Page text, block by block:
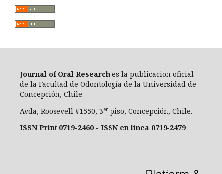
Journal of Oral Research es la publicacion oficial
de la Facultad de Odontología de la Universidad de
Concepción, Chile.
Avda, Roosevell #1550, 3er piso, Concepción, Chile.
ISSN Print 0719-2460 - ISSN en línea 0719-2479